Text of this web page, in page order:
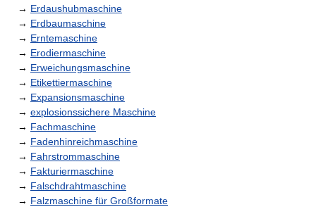
→ Erdaushubmaschine
→ Erdbaumaschine
→ Erntemaschine
→ Erodiermaschine
→ Erweichungsmaschine
→ Etikettiermaschine
→ Expansionsmaschine
→ explosionssichere Maschine
→ Fachmaschine
→ Fadenhinreichmaschine
→ Fahrstrommaschine
→ Fakturiermaschine
→ Falschdrahtmaschine
→ Falzmaschine für Großformate